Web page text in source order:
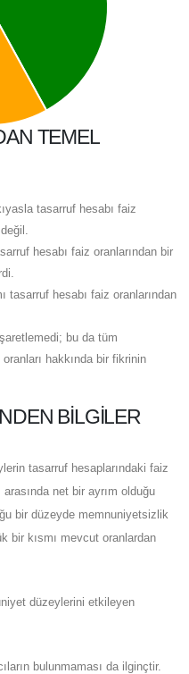
TEMEL
tasarruf hesabı faiz
hesabı faiz oranlarından bir
tasarruf hesabı faiz oranlarından
bu da tüm
oranları hakkında bir fikrinin
BILGILER
tasarruf hesaplarındaki faiz
net bir ayrım olduğu
bir düzeyde memnuniyetsizlik
bir kısmı mevcut oranlardan
düzeylerini etkileyen
bulunmaması da ilginçtir.